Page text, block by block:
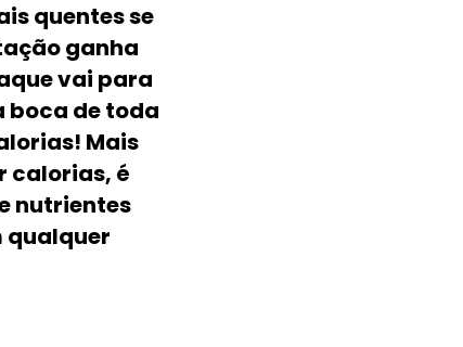
quentes se
ganha
vai para
boca de toda
Mais
calorias, é
nutrientes
qualquer